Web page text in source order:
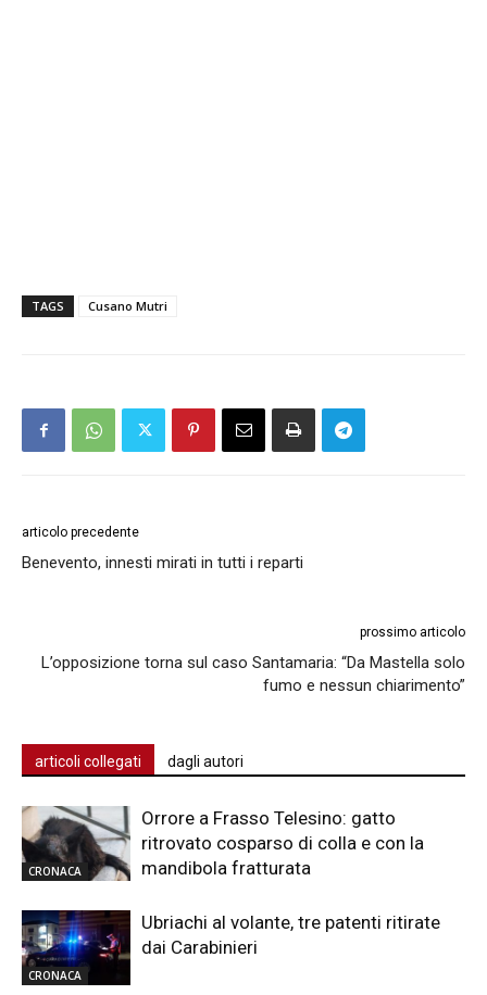
TAGS Cusano Mutri
articolo precedente
Benevento, innesti mirati in tutti i reparti
prossimo articolo
L’opposizione torna sul caso Santamaria: “Da Mastella solo
fumo e nessun chiarimento”
articoli collegati dagli autori
CRONACA
Orrore a Frasso Telesino: gatto
ritrovato cosparso di colla e con la
mandibola fratturata
CRONACA
Ubriachi al volante, tre patenti ritirate
dai Carabinieri